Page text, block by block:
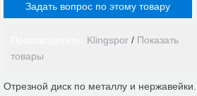
Задать вопрос по этому товару
Klingspor
Показать
товары
Отрезной диск по металлу и нержавейки.